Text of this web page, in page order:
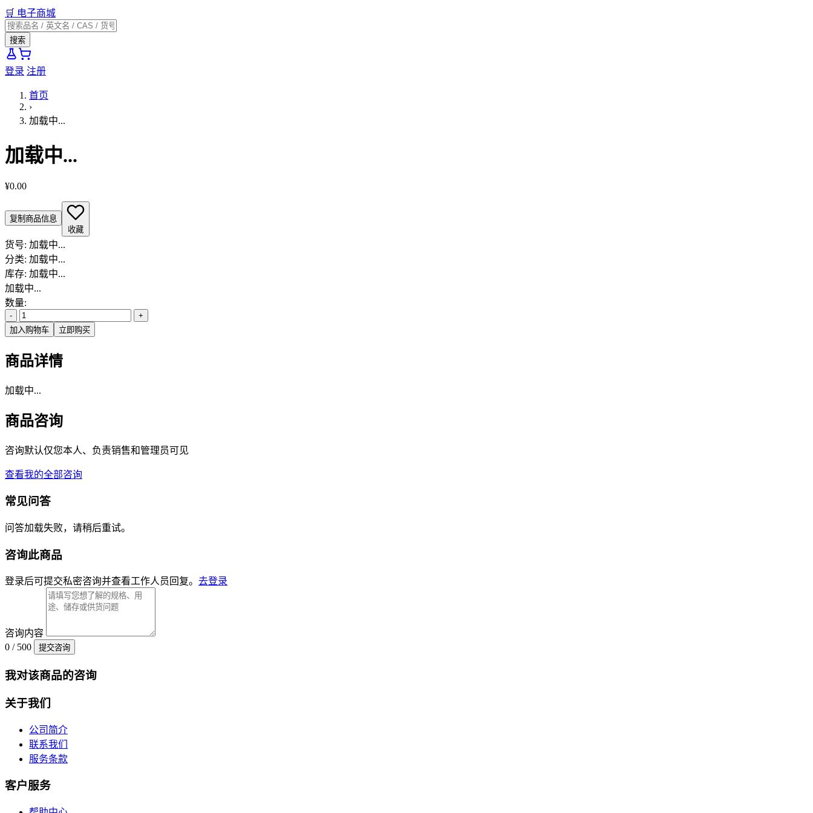
🛒 电子商城
搜索
登录 注册
首页
›
加载中...
加载中...
¥0.00
复制商品信息
收藏
货号: 加载中...
分类: 加载中...
库存: 加载中...
加载中...
数量:
-
+
加入购物车
立即购买
商品详情
加载中...
商品咨询
咨询默认仅您本人、负责销售和管理员可见
查看我的全部咨询
常见问答
问答加载失败，请稍后重试。
咨询此商品
登录后可提交私密咨询并查看工作人员回复。 去登录
咨询内容
0 / 500
提交咨询
我对该商品的咨询
关于我们
公司简介
联系我们
服务条款
客户服务